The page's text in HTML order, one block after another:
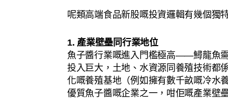
呢類高端食品新股嘅投資邏輯有幾個獨
1. 產業壁壘同行業地位
魚子醬行業嘅進入門檻極高——鱘龍魚
投入巨大，土地、水資源同養殖技術都
化嘅養殖基地（例如擁有數千畝嘅冷水
優質魚子醬嘅企業之一，咁佢嘅產業壁